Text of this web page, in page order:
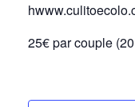
25€ par couple